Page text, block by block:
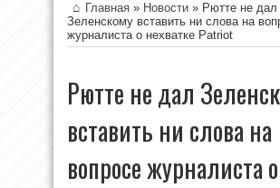
Главная » Новости » Рютте не дал
Зеленскому вставить ни слова на
журналиста о нехватке Patriot
Рютте не дал
вставить ни слова на
вопросе журналиста о